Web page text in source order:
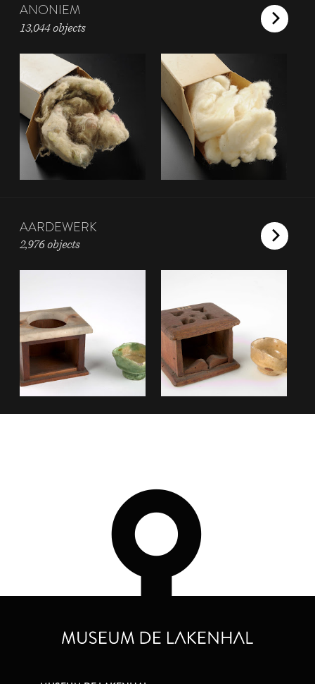
ANONIEM
13,044 objects
AARDEWERK
2,976 objects